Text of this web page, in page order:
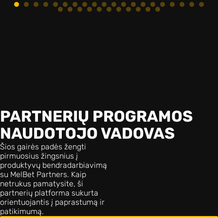
PARTNERIŲ PROGRAMOS
NAUDOTOJO VADOVAS
Šios gairės padės žengti
pirmuosius žingsnius į
produktyvų bendradarbiavimą
su MelBet Partners. Kaip
netrukus pamatysite, ši
partnerių platforma sukurta
orientuojantis į paprastumą ir
patikimumą.